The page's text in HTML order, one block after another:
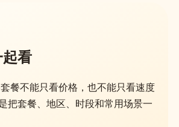
看
餐不能只看价格，也不能只看速度
把套餐、地区、时段和常用场景一